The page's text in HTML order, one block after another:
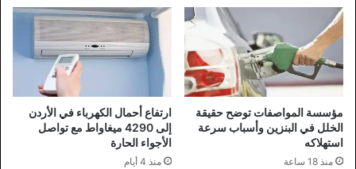
مؤسسة المواصفات توضح حقيقة
الخلل في البنزين وأسباب سرعة
استهلاكه
منذ 18 ساعة
ارتفاع أحمال الكهرباء في الأردن
إلى 4290 ميغاواط مع تواصل
الأجواء الحارة
منذ 4 أيام